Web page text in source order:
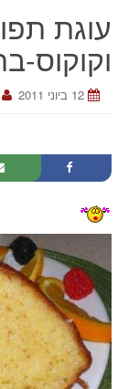
עוגת
וקוקוס-
12 ביוני 2011